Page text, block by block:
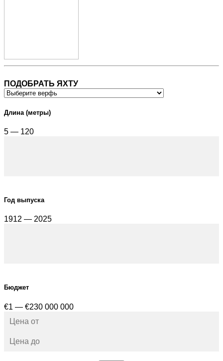
ПОДОБРАТЬ ЯХТУ
Длина (метры)
5 — 120
Год выпуска
1912 — 2025
Бюджет
€1 — €230 000 000